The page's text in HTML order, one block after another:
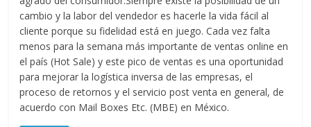
cambio y la labor del vendedor es hacerle la vida fácil al
cliente porque su fidelidad está en juego. Cada vez falta
menos para la semana más importante de ventas online en
el país (Hot Sale) y este pico de ventas es una oportunidad
para mejorar la logística inversa de las empresas, el
proceso de retornos y el servicio post venta en general, de
acuerdo con Mail Boxes Etc. (MBE) en México.